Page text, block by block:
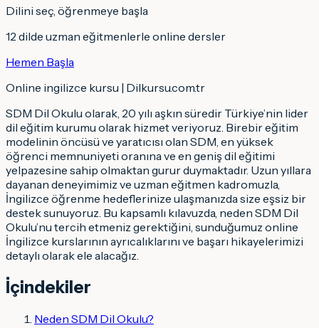
Dilini seç, öğrenmeye başla
12 dilde uzman eğitmenlerle online dersler
Hemen Başla
Online ingilizce kursu | Dilkursu.com.tr
SDM Dil Okulu olarak, 20 yılı aşkın süredir Türkiye’nin lider
dil eğitim kurumu olarak hizmet veriyoruz. Birebir eğitim
modelinin öncüsü ve yaratıcısı olan SDM, en yüksek
öğrenci memnuniyeti oranına ve en geniş dil eğitimi
yelpazesine sahip olmaktan gurur duymaktadır. Uzun yıllara
dayanan deneyimimiz ve uzman eğitmen kadromuzla,
İngilizce öğrenme hedeflerinize ulaşmanızda size eşsiz bir
destek sunuyoruz. Bu kapsamlı kılavuzda, neden SDM Dil
Okulu’nu tercih etmeniz gerektiğini, sunduğumuz online
İngilizce kurslarının ayrıcalıklarını ve başarı hikayelerimizi
detaylı olarak ele alacağız.
İçindekiler
Neden SDM Dil Okulu?